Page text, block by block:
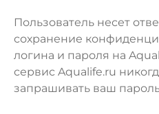
Пользователь несет
сохранение
логина и пароля на
сервис Aqualife.ru
запрашивать ваш